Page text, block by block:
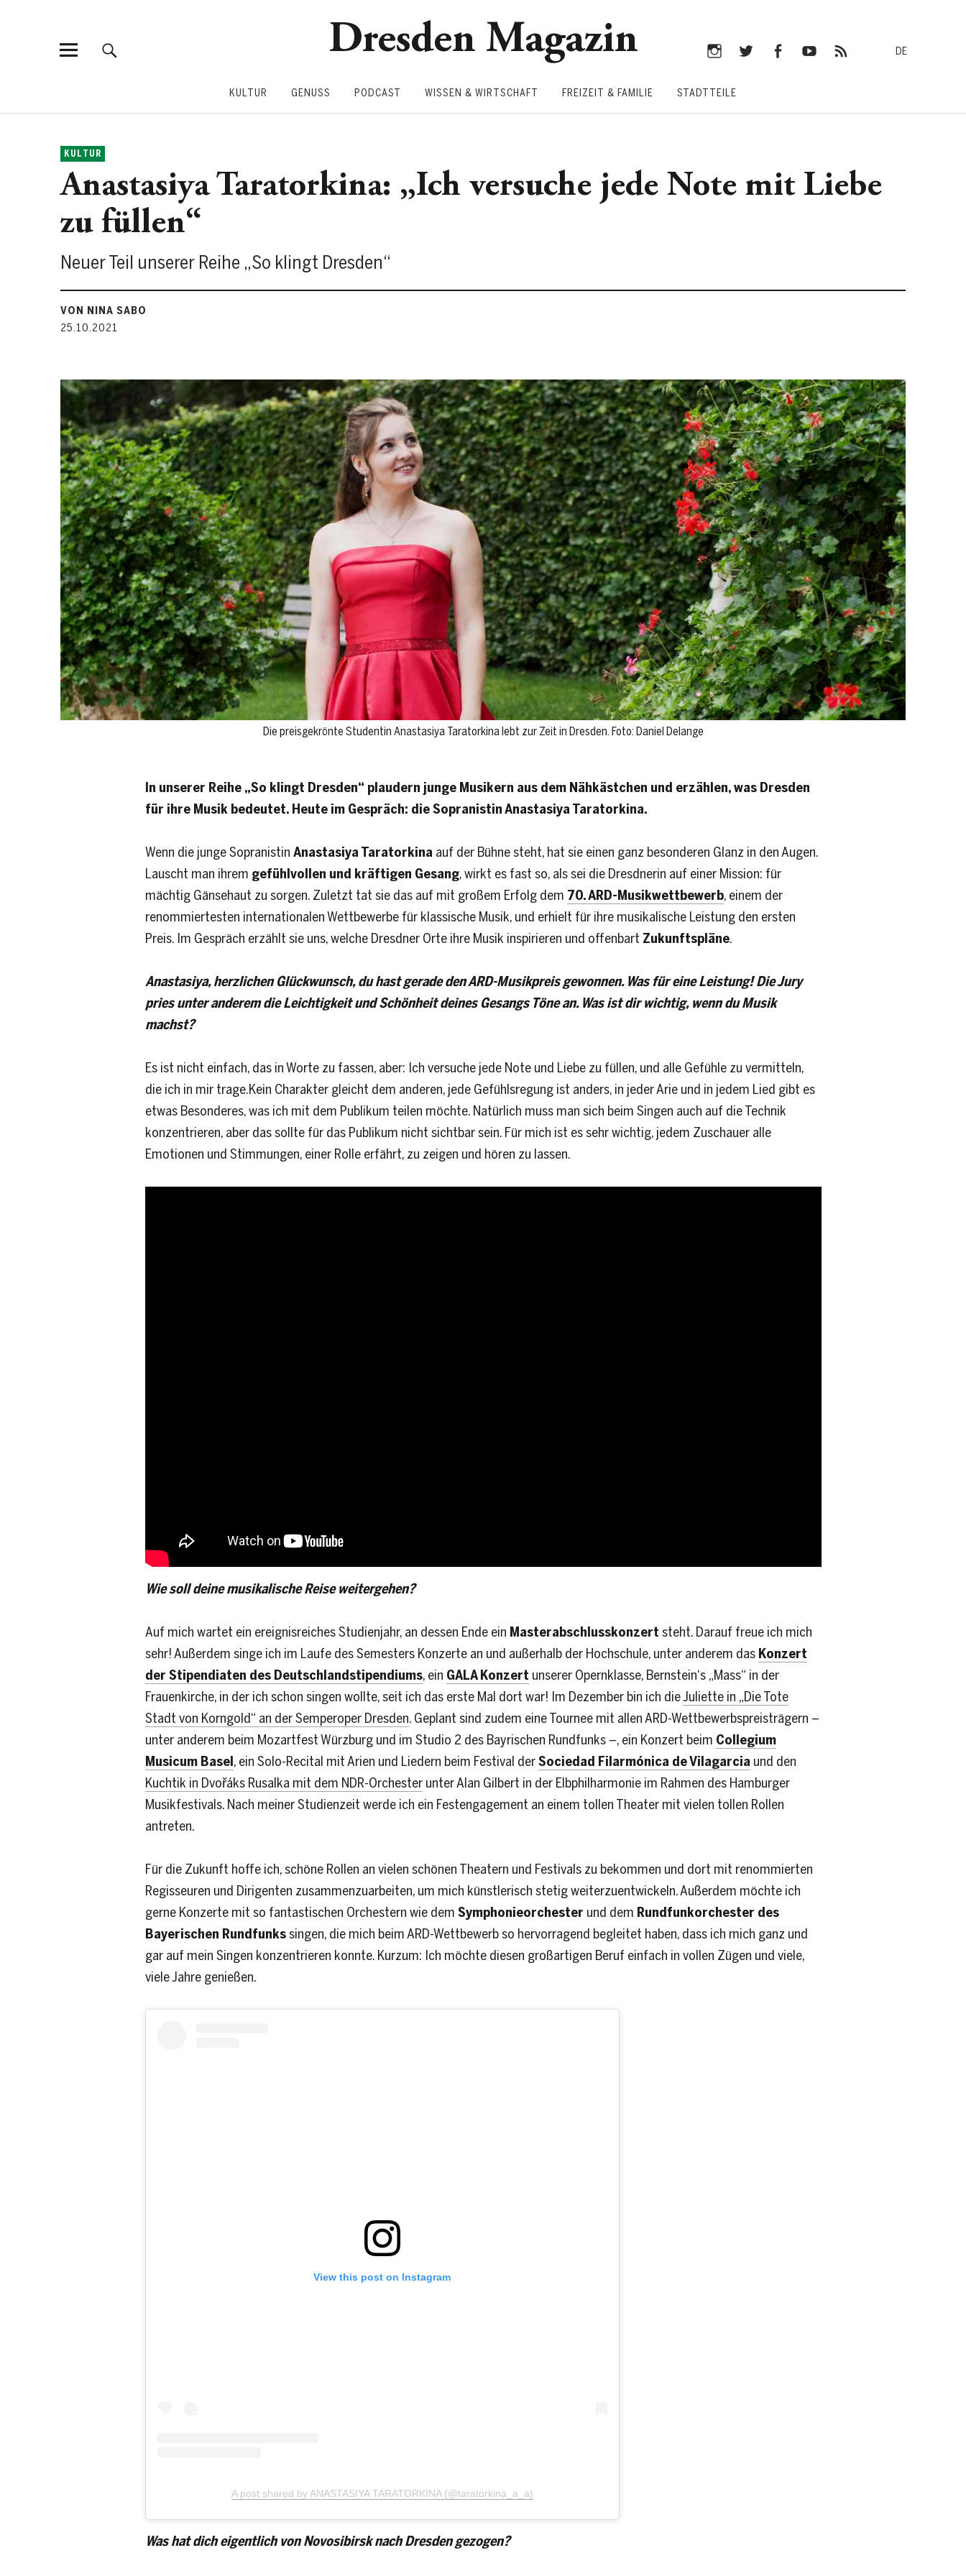
Dresden Magazin DE
KULTUR GENUSS PODCAST WISSEN & WIRTSCHAFT FREIZEIT & FAMILIE STADTTEILE
KULTUR
Anastasiya Taratorkina: „Ich versuche jede Note mit Liebe
zu füllen“
Neuer Teil unserer Reihe „So klingt Dresden“
VON NINA SABO
25.10.2021
Die preisgekrönte Studentin Anastasiya Taratorkina lebt zur Zeit in Dresden. Foto: Daniel Delange
In unserer Reihe „So klingt Dresden“ plaudern junge Musikern aus dem Nähkästchen und erzählen, was Dresden
für ihre Musik bedeutet. Heute im Gespräch: die Sopranistin Anastasiya Taratorkina.
Wenn die junge Sopranistin Anastasiya Taratorkinaauf der Bühne steht, hat sie einen ganz besonderen Glanz in den Augen.
Lauscht man ihrem gefühlvollen und kräftigen Gesang, wirkt es fast so, als sei die Dresdnerin auf einer Mission: für
mächtig Gänsehaut zu sorgen. Zuletzt tat sie das auf mit großem Erfolg dem 70. ARD-Musikwettbewerb, einem der
renommiertesten internationalen Wettbewerbe für klassische Musik, und erhielt für ihre musikalische Leistung den ersten
Preis. Im Gespräch erzählt sie uns, welche Dresdner Orte ihre Musik inspirieren und offenbart Zukunftspläne.
Anastasiya, herzlichen Glückwunsch, du hast gerade den ARD-Musikpreis gewonnen. Was für eine Leistung! Die Jury
pries unter anderem die Leichtigkeit und Schönheit deines Gesangs Töne an. Was ist dir wichtig, wenn du Musik
machst?
Es ist nicht einfach, das in Worte zu fassen, aber: Ich versuche jede Note und Liebe zu füllen, und alle Gefühle zu vermitteln,
die ich in mir trage.Kein Charakter gleicht dem anderen, jede Gefühlsregung ist anders, in jeder Arie und in jedem Lied gibt es
etwas Besonderes, was ich mit dem Publikum teilen möchte. Natürlich muss man sich beim Singen auch auf die Technik
konzentrieren, aber das sollte für das Publikum nicht sichtbar sein. Für mich ist es sehr wichtig, jedem Zuschauer alle
Emotionen und Stimmungen, einer Rolle erfährt, zu zeigen und hören zu lassen.
Wie soll deine musikalische Reise weitergehen?
Auf mich wartet ein ereignisreiches Studienjahr, an dessen Ende ein Masterabschlusskonzert steht. Darauf freue ich mich
sehr! Außerdem singe ich im Laufe des Semesters Konzerte an und außerhalb der Hochschule, unter anderem das Konzert
der Stipendiaten des Deutschlandstipendiums, ein GALA Konzert unserer Opernklasse, Bernstein‘s „Mass“ in der
Frauenkirche, in der ich schon singen wollte, seit ich das erste Mal dort war! Im Dezember bin ich dieJuliette in „Die Tote
Stadt von Korngold“ an der Semperoper Dresden. Geplant sind zudem eine Tournee mit allen ARD-Wettbewerbspreisträgern –
unter anderem beim Mozartfest Würzburg und im Studio 2 des Bayrischen Rundfunks –, ein Konzert beim Collegium
Musicum Basel, ein Solo-Recital mit Arien und Liedern beim Festival derSociedad Filarmónica de Vilagarcia und den
Kuchtik in Dvořáks Rusalka mit dem NDR-Orchesterunter Alan Gilbert in der Elbphilharmonie im Rahmen des Hamburger
Musikfestivals. Nach meiner Studienzeit werde ich ein Festengagement an einem tollen Theater mit vielen tollen Rollen
antreten.
Für die Zukunft hoffe ich, schöne Rollen an vielen schönen Theatern und Festivals zu bekommen und dort mit renommierten
Regisseuren und Dirigenten zusammenzuarbeiten, um mich künstlerisch stetig weiterzuentwickeln. Außerdem möchte ich
gerne Konzerte mit so fantastischen Orchestern wie dem Symphonieorchester und dem Rundfunkorchester des
Bayerischen Rundfunkssingen, die mich beim ARD-Wettbewerb so hervorragend begleitet haben, dass ich mich ganz und
gar auf mein Singen konzentrieren konnte. Kurzum: Ich möchte diesen großartigen Beruf einfach in vollen Zügen und viele,
viele Jahre genießen.
View this post on Instagram
A post shared by ANASTASIYA TARATORKINA (@taratorkina_a_a)
Was hat dich eigentlich von Novosibirsk nach Dresden gezogen?